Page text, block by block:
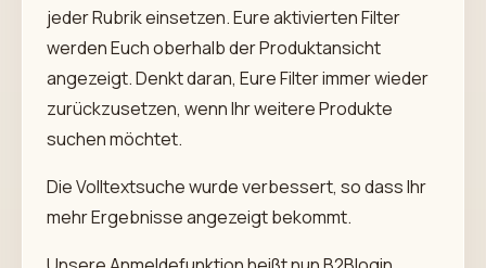
jeder Rubrik einsetzen. Eure aktivierten Filter
werden Euch oberhalb der Produktansicht
angezeigt. Denkt daran, Eure Filter immer wieder
zurückzusetzen, wenn Ihr weitere Produkte
suchen möchtet.
Die Volltextsuche wurde verbessert, so dass Ihr
mehr Ergebnisse angezeigt bekommt.